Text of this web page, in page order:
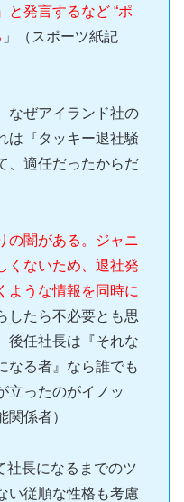
と発言するなど “ポ
」（スポーツ紙記
なぜアイランド社の
は『タッキー退社騒
、適任だったからだ
の闇がある。ジャニ
くないため、退社発
ような情報を同時に
したら不必要とも思
後任社長は『それな
なる者』なら誰でも
立ったのがイノッ
係者）
社長になるまでのツ
い従順な性格も考慮